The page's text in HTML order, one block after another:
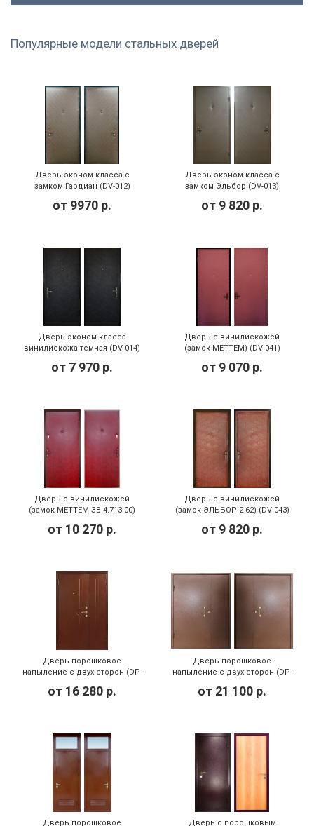
Популярные модели стальных дверей
Дверь эконом-класса с
замком Гардиан (DV-012)
от 9970 р.
Дверь эконом-класса с
замком Эльбор (DV-013)
от 9 820 р.
Дверь эконом-класса
винилискожа темная (DV-014)
от 7 970 р.
Дверь с винилискожей
(замок МЕТТЕМ) (DV-041)
от 9 070 р.
Дверь с винилискожей
(замок МЕТТЕМ ЗВ 4.713.00)
от 10 270 р.
Дверь с винилискожей
(замок ЭЛЬБОР 2-62) (DV-043)
от 9 820 р.
Дверь порошковое
напыление с двух сторон (DP-
от 16 280 р.
Дверь порошковое
напыление с двух сторон (DP-
от 21 100 р.
Дверь порошковое Дверь с порошковым